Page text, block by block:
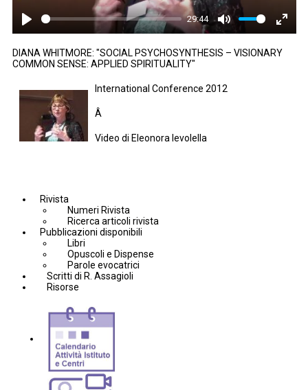
Play
29:44
Mute
Enter
DIANA WHITMORE: "SOCIAL PSYCHOSYNTHESIS – VISIONARY
COMMON SENSE: APPLIED SPIRITUALITY"
International Conference 2012
Â
Video di Eleonora Ievolella
Rivista
Numeri Rivista
Ricerca articoli rivista
Pubblicazioni disponibili
Libri
Opuscoli e Dispense
Parole evocatrici
Scritti di R. Assagioli
Risorse